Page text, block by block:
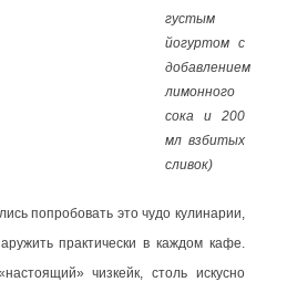
густым
йогуртом с
добавлением
лимонного
сока и 200
мл взбитых
сливок)
попробовать это чудо кулинарии,
практически в каждом кафе.
чизкейк, столь искусно